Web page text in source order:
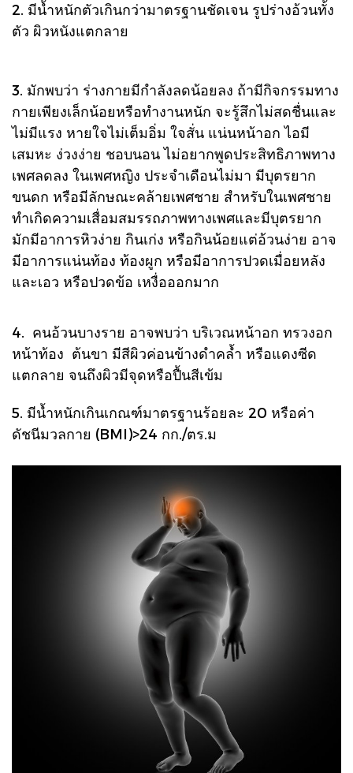
2. มีน้ำหนักตัวเกินกว่ามาตรฐานชัดเจน รูปร่างอ้วนทั้ง
ตัว ผิวหนังแตกลาย
3. มักพบว่า ร่างกายมีกำลังลดน้อยลง ถ้ามีกิจกรรมทาง
กายเพียงเล็กน้อยหรือทำงานหนัก จะรู้สึกไม่สดชื่นและ
ไม่มีแรง หายใจไม่เต็มอิ่ม ใจสั่น แน่นหน้าอก ไอมี
เสมหะ ง่วงง่าย ชอบนอน ไม่อยากพูดประสิทธิภาพทาง
เพศลดลง ในเพศหญิง ประจำเดือนไม่มา มีบุตรยาก
ขนดก หรือมีลักษณะคล้ายเพศชาย สำหรับในเพศชาย
ทำเกิดความเสื่อมสมรรถภาพทางเพศและมีบุตรยาก
มักมีอาการหิวง่าย กินเก่ง หรือกินน้อยแต่อ้วนง่าย อาจ
มีอาการแน่นท้อง ท้องผูก หรือมีอาการปวดเมื่อยหลัง
และเอว หรือปวดข้อ เหงื่อออกมาก
4. คนอ้วนบางราย อาจพบว่า บริเวณหน้าอก ทรวงอก
หน้าท้อง ต้นขา มีสีผิวค่อนข้างดำคล้ำ หรือแดงซีด
แตกลาย จนถึงผิวมีจุดหรือปื้นสีเข้ม
5. มีน้ำหนักเกินเกณฑ์มาตรฐานร้อยละ 20 หรือค่า
ดัชนีมวลกาย (BMI)>24 กก./ตร.ม